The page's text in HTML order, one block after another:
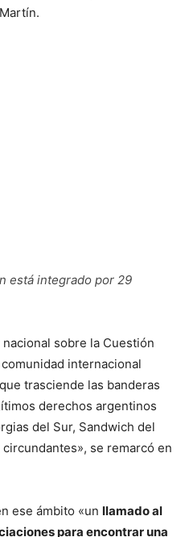
está integrado por 29
sobre la Cuestión
internacional
trasciende las banderas
derechos argentinos
del Sur, Sandwich del
se remarcó en
ese ámbito «un llamado al
para encontrar una